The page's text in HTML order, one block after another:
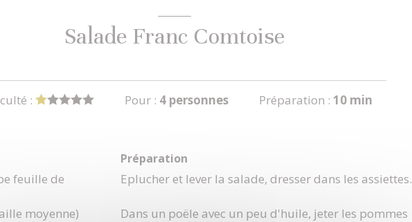
Salade Franc Comtoise
: Pour : 4 personnes Préparation : 10 min
feuille de
moyenne)
Préparation
Eplucher et lever la salade, dresser dans les assiettes.
Dans un poële avec un peu d'huile, jeter les pommes